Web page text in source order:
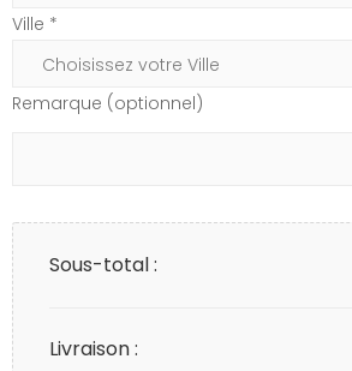
Ville *
Remarque (optionnel)
Sous-total :
Livraison :